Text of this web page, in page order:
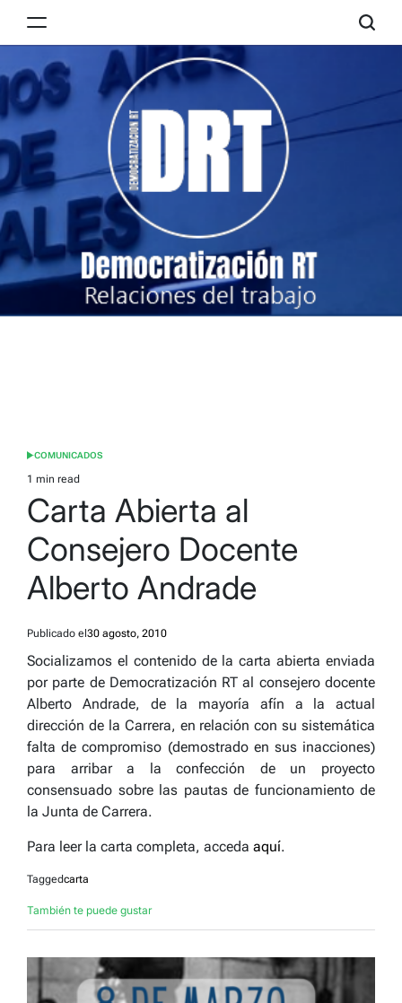
RT
POSTED
IN
COMUNICADOS
Estimated
read
time
1 min read
Carta Abierta al
Consejero Docente
Alberto Andrade
Publicado el 30 agosto, 2010
Socializamos el contenido de la carta abierta enviada
por parte de Democratización RT al consejero docente
Alberto Andrade, de la mayoría afín a la actual
dirección de la Carrera, en relación con su sistemática
falta de compromiso (demostrado en sus inacciones)
para arribar a la confección de un proyecto
consensuado sobre las pautas de funcionamiento de
la Junta de Carrera.
Para leer la carta completa, acceda aquí.
Taggedcarta
También te puede gustar